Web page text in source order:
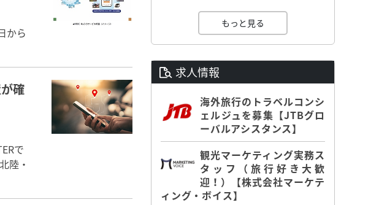
から
確
で
陸・
もっと見る
求人情報
海外旅行のトラベルコンシ
ェルジュを募集【JTBグロ
ーバルアシスタンス】
観光マーケティング実務ス
タッフ（旅行好き大歓
迎！）【株式会社マーケテ
ィング・ボイス】